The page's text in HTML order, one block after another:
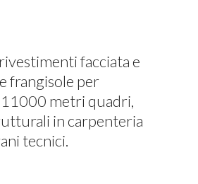
facciata e
frangisole per
metri quadri,
in carpenteria
tecnici.